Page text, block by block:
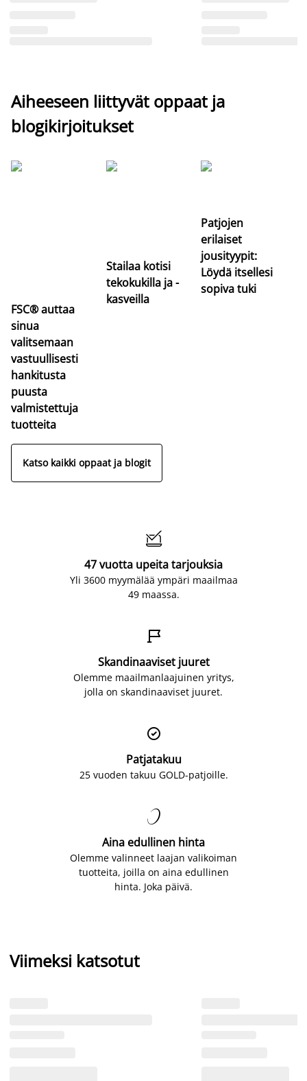
Aiheeseen liittyvät oppaat ja
blogikirjoitukset
FSC® auttaa
sinua
valitsemaan
vastuullisesti
hankitusta
puusta
valmistettuja
tuotteita
Stailaa kotisi
tekokukilla ja -
kasveilla
Patjojen
erilaiset
jousityypit:
Löydä itsellesi
sopiva tuki
Katso kaikki oppaat ja blogit

47 vuotta upeita tarjouksia
Yli 3600 myymälää ympäri maailmaa
49 maassa.

Skandinaaviset juuret
Olemme maailmanlaajuinen yritys,
jolla on skandinaaviset juuret.

Patjatakuu
25 vuoden takuu GOLD-patjoille.

Aina edullinen hinta
Olemme valinneet laajan valikoiman
tuotteita, joilla on aina edullinen
hinta. Joka päivä.
Viimeksi katsotut